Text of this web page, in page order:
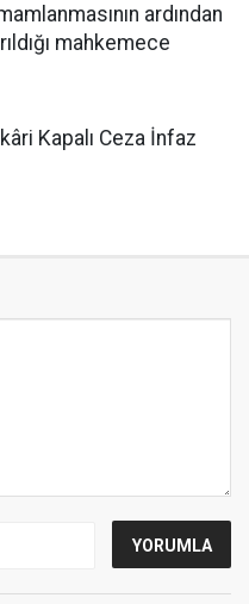
ardından
mahkemece
Kapalı Ceza İnfaz